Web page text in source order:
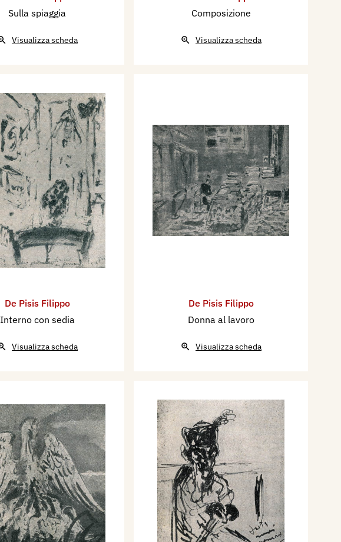
Sulla spiaggia
Visualizza scheda
Composizione
Visualizza scheda
De Pisis Filippo
Interno con sedia
Visualizza scheda
De Pisis Filippo
Donna al lavoro
Visualizza scheda